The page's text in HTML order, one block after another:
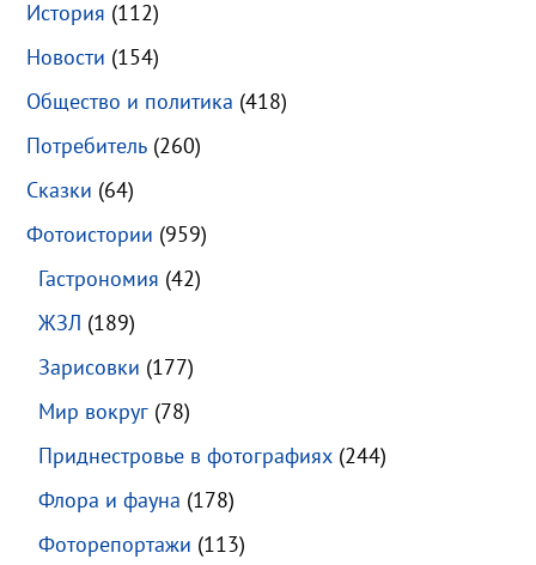
История (112)
Новости (154)
Общество и политика (418)
Потребитель (260)
Сказки (64)
Фотоистории (959)
Гастрономия (42)
ЖЗЛ (189)
Зарисовки (177)
Мир вокруг (78)
Приднестровье в фотографиях (244)
Флора и фауна (178)
Фоторепортажи (113)